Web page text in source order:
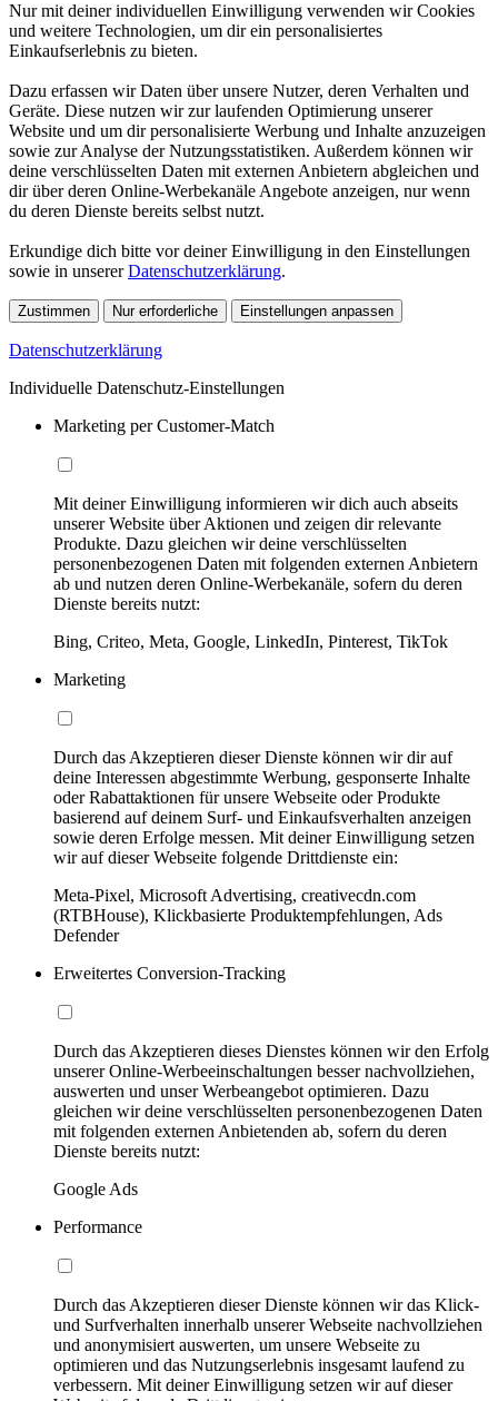
Nur mit deiner individuellen Einwilligung verwenden wir Cookies
und weitere Technologien, um dir ein personalisiertes
Einkaufserlebnis zu bieten.
Dazu erfassen wir Daten über unsere Nutzer, deren Verhalten und
Geräte. Diese nutzen wir zur laufenden Optimierung unserer
Website und um dir personalisierte Werbung und Inhalte anzuzeigen
sowie zur Analyse der Nutzungsstatistiken. Außerdem können wir
deine verschlüsselten Daten mit externen Anbietern abgleichen und
dir über deren Online-Werbekanäle Angebote anzeigen, nur wenn
du deren Dienste bereits selbst nutzt.
Erkundige dich bitte vor deiner Einwilligung in den Einstellungen
sowie in unsererDatenschutzerklärung.
Zustimmen Nur erforderliche Einstellungen anpassen
Datenschutzerklärung
Individuelle Datenschutz-Einstellungen
Marketing per Customer-Match
Mit deiner Einwilligung informieren wir dich auch abseits
unserer Website über Aktionen und zeigen dir relevante
Produkte. Dazu gleichen wir deine verschlüsselten
personenbezogenen Daten mit folgenden externen Anbietern
ab und nutzen deren Online-Werbekanäle, sofern du deren
Dienste bereits nutzt:
Bing, Criteo, Meta, Google, LinkedIn, Pinterest, TikTok
Marketing
Durch das Akzeptieren dieser Dienste können wir dir auf
deine Interessen abgestimmte Werbung, gesponserte Inhalte
oder Rabattaktionen für unsere Webseite oder Produkte
basierend auf deinem Surf- und Einkaufsverhalten anzeigen
sowie deren Erfolge messen. Mit deiner Einwilligung setzen
wir auf dieser Webseite folgende Drittdienste ein:
Meta-Pixel, Microsoft Advertising, creativecdn.com
(RTBHouse), Klickbasierte Produktempfehlungen, Ads
Defender
Erweitertes Conversion-Tracking
Durch das Akzeptieren dieses Dienstes können wir den Erfolg
unserer Online-Werbeeinschaltungen besser nachvollziehen,
auswerten und unser Werbeangebot optimieren. Dazu
gleichen wir deine verschlüsselten personenbezogenen Daten
mit folgenden externen Anbietenden ab, sofern du deren
Dienste bereits nutzt:
Google Ads
Performance
Durch das Akzeptieren dieser Dienste können wir das Klick-
und Surfverhalten innerhalb unserer Webseite nachvollziehen
und anonymisiert auswerten, um unsere Webseite zu
optimieren und das Nutzungserlebnis insgesamt laufend zu
verbessern. Mit deiner Einwilligung setzen wir auf dieser